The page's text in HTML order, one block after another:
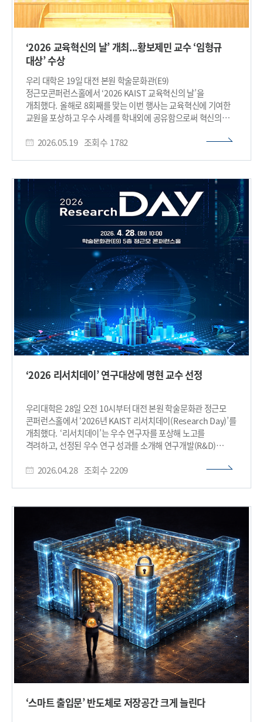
‘2026 교육혁신의 날’ 개최...황보제민 교수 ‘임형규
대상’ 수상
우리 대학은 19일 대전 본원 학술문화관(E9)
정근모콘퍼런스홀에서 ‘2026 KAIST 교육혁신의 날’을
개최했다. 올해로 8회째를 맞는 이번 행사는 교육혁신에 기여한
교원을 포상하고 우수 사례를 학내외에 공유함으로써 혁신의
동문회장이 기탁한 발전기금을 바탕으로 운영됐다. 이번
링크제네시스 베스트 티쳐 어워드(LINKGENESIS Best
Teacher Award) 대상’을 황보제민 교수(기계공학과)가
수상한다. 임형규 우수상은 김성민 교수(전기및전자공학부),
김현욱 교수(생명화학공학과), 최윤재 교수(김재철AI대학원)가
받았다. 황보제민 교수는 사족보행 로봇의 마라톤 완주를 통해
로봇 기술의 한계를 확장하고, 변형 지형에서도 고속 보행이
가능한 강화학습 기반 제어 알고리즘을 개발해 로봇공학 분야
발전에 기여해 왔다. 또한 동역학의 시각화와 실습 중심 교육을
통해 미래 인재 양성에 힘써왔으며, 연구와 교육의 선순환에
기여한 공로를 인정받아 이번 공모전의 최고 영예인 ‘임형규 대상’
수상자로 선정됐다. 학습자 중심의 창의적 수업 방식과 효과적인
교수법을 개발한 교원에게 수여하는 ‘교수학습혁신상’ 대상은
신동혁 교수(항공우주공학과)가 수상한다. 교수학습혁신
우수상은 이상호 교수(디지털인문사회과학부)가, 팀 부문은
신병하·오지훈·홍승범·강성훈 교수(이상 신소재공학과)가
교육자상’은 김재훈 교수(생명과학과), 이필승 교수(기계공학과)
교수(창의강의대상), 박범순 교수(우수강의대상)의 교육 성과도
함께 소개됐다. 교육 경쟁력 강화와 국제화에 기여한 공로로
권순식 교수(수리과학과) 등 12명은 ‘KAIST 교육혁신상’을,
김미선·홀리 왕(Holly Wang) 교수(디지털인문사회과학부)는
‘KAIST 교육혁신 공로상’을 각각 수상했다. 이날 행사에서는
황보제민 교수, 이필승 교수, 김형수 교수, 박범순 교수가 특별
강연자로 나서 실제 교육 현장에 적용한 혁신 사례와 노하우를
공유했다. 더불어 ‘2026 KAIST AI Future Challenge’에서
총장은 “산업과 사회 구조가 재편되는 AI 전환(AX) 시대에는 이를
선도할 인재 양성이 대학의 핵심 과제”라며 “KAIST는 학생들이
스스로 문제를 정의하고 해결하는 역량을 갖추도록 ‘질문하고
도전하는 교육’을 지속해 나가고 있다”고 말했다. 이어 “이번
행사가 현장의 우수 사례를 공유함으로써 교육혁신 문화가 대학
전반으로 확산되고, 실질적인 산업 연계로 이어지는 계기가
되기를 기대한다”고 밝혔다. ​
2026.05.19 조회수 1782
‘2026 리서치데이’ 연구대상에 명현 교수 선정
우리대학은 28일 오전 10시부터 대전 본원 학술문화관 정근모
콘퍼런스홀에서 ‘2026년 KAIST 리서치데이(Research Day)’를
개최했다. ‘리서치데이’는 우수 연구자를 포상해 노고를
격려하고, 선정된 우수 연구 성과를 소개해 연구개발(R&D)
연구자들의 축제이다. 특히 올해는 연구자들의 연구 격려와 연구
확대했다. 이날 행사에서는 최고 연구상인 연구대상 수상자로
선정된 명현 교수(전기및전자공학부)가 ‘공간 AI 기반 로봇 자율
보행’을 주제로 기념 강연을 진행했다. 명현 교수는 공간 AI
기반의 독자적인 로봇 자율 이동 기술을 개발하여 다양한 로봇
플랫폼에 적용하였고, 최근 창업 기업을 통해 상용화도 추진하고
있다. 2008년 KAIST 부임 이후 자율 이동 로봇 기술 연구에
매진해 왔으며, 주행로봇·보행로봇·드론 등 다양한 로봇
플랫폼에 적용하였다. 또한, 각종 국제 대회에서의 수상을 통해
기술력을 입증해 왔다. 명 교수는 “지난 17년간 로봇공학의 핵심
기술 분야인 공간 AI 및 자율 이동 기술 연구에 집중하며, 산학
협력과 창업 기업을 통해 국내 이동 로봇 기술 자립화에 기여할 수
있었다”며 “우수한 연구인력을 양성할 기회를 갖게 되어서
감사하고 기쁘다.”라고 수상 소감을 밝혔다. 이 밖에도 한재흥
(항공우주공학과), 조병관(공학생물학대학원), 시어링 조셉
(전산학부), 이현주(생명화학공학과) 교수가 연구상 수상자로
(전기및전자공학부) 교수가 받으며, 김재경 교수(수리과학과)는
2026.04.28 조회수 2209
‘스마트 출입문’ 반도체로 저장공간 크게 늘린다